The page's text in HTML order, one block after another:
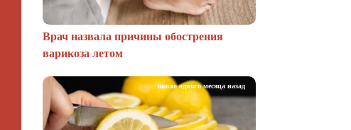
Врач назвала причины обострения
варикоза летом
около одного месяца назад